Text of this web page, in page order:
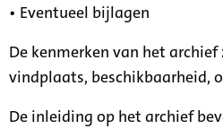
• Eventueel bijlagen
De kenmerken van het
vindplaats, beschikbaarheid,
De inleiding op het archief